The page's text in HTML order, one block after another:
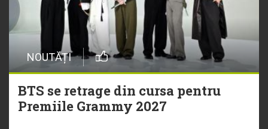
NOUTĂȚI
BTS se retrage din cursa pentru
Premiile Grammy 2027